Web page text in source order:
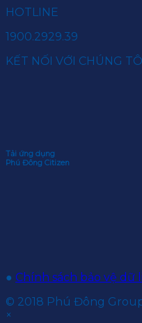
HOTLINE
1900.2929.39
KẾT NỐI VỚI CHÚNG TÔI
Tải ứng dụng
Phú Đông Citizen
● Chính sách bảo vệ dữ
© 2018 Phú Đông
×